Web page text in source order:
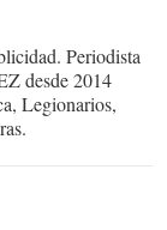
Periodista
desde 2014
Legionarios,